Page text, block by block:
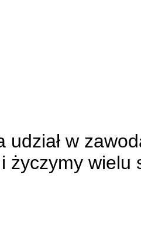
udział w
życzymy wielu